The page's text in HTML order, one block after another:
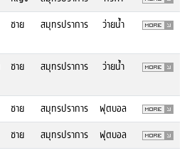
ชาย สมุทรปราการ ว่ายน้ำ
ชาย สมุทรปราการ ว่ายน้ำ
ชาย สมุทรปราการ
ฟุตบอล
ชาย สมุทรปราการ
ฟุตบอล